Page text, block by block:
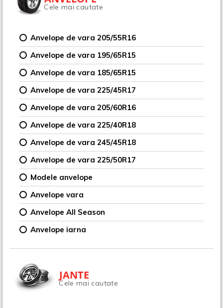
Cele mai cautate
Anvelope de vara 205/55R16
Anvelope de vara 195/65R15
Anvelope de vara 185/65R15
Anvelope de vara 225/45R17
Anvelope de vara 205/60R16
Anvelope de vara 225/40R18
Anvelope de vara 245/45R18
Anvelope de vara 225/50R17
Modele anvelope
Anvelope vara
Anvelope All Season
Anvelope iarna
JANTE
Cele mai cautate